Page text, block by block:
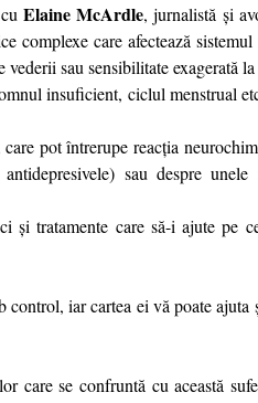
cuElaine McArdle, jurnalistă și
complexe care afectează
sau sensibilitate exagerată
insuficient, ciclul menstrual
pot întrerupe reacția
sau despre
tratamente care să-i ajute pe
iar cartea ei vă poate ajuta
care se confruntă cu această